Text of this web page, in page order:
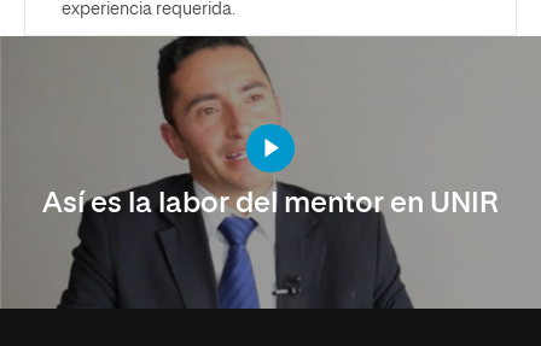
experiencia requerida.
Así es la labor del mentor en UNIR